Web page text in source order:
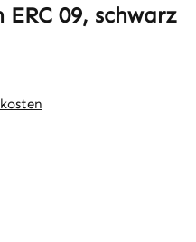
09, schwarz